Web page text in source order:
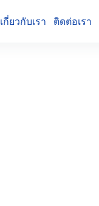
เกี่ยวกับเรา ติดต่อเรา